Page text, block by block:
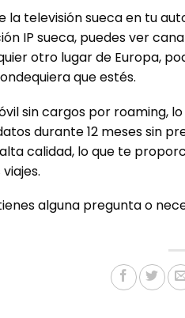
la televisión sueca en tu
IP sueca, puedes ver
otro lugar de Europa,
que estés.
sin cargos por roaming,
durante 12 meses sin
calidad, lo que te
alguna pregunta o